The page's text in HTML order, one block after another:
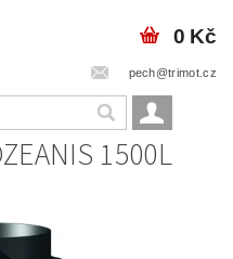
pech@trimot.cz
0 Kč
1500L